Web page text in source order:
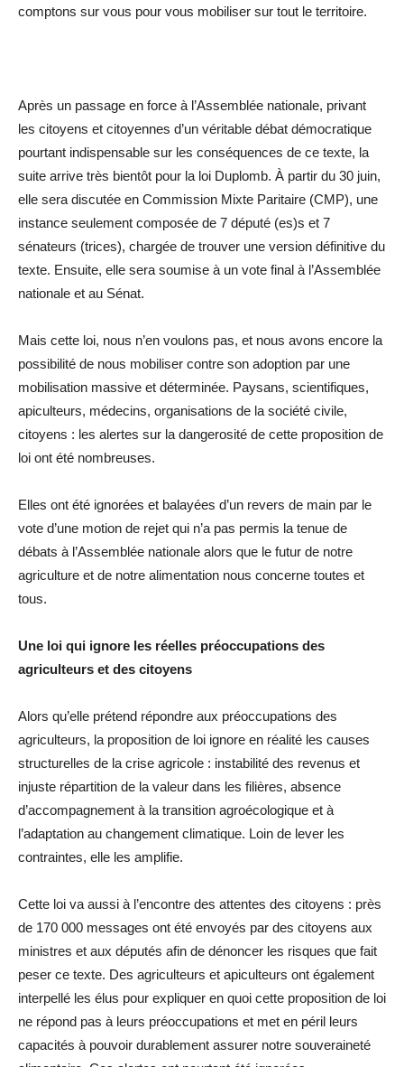
comptons sur vous pour vous mobiliser sur tout le territoire.
Après un passage en force à l’Assemblée nationale, privant
les citoyens et citoyennes d’un véritable débat démocratique
pourtant indispensable sur les conséquences de ce texte, la
suite arrive très bientôt pour la loi Duplomb. À partir du 30 juin,
elle sera discutée en Commission Mixte Paritaire (CMP), une
instance seulement composée de 7 député (es)s et 7
sénateurs (trices), chargée de trouver une version définitive du
texte. Ensuite, elle sera soumise à un vote final à l’Assemblée
nationale et au Sénat.
Mais cette loi, nous n’en voulons pas, et nous avons encore la
possibilité de nous mobiliser contre son adoption par une
mobilisation massive et déterminée. Paysans, scientifiques,
apiculteurs, médecins, organisations de la société civile,
citoyens : les alertes sur la dangerosité de cette proposition de
loi ont été nombreuses.
Elles ont été ignorées et balayées d’un revers de main par le
vote d’une motion de rejet qui n’a pas permis la tenue de
débats à l’Assemblée nationale alors que le futur de notre
agriculture et de notre alimentation nous concerne toutes et
tous.
Une loi qui ignore les réelles préoccupations des
agriculteurs et des citoyens
Alors qu’elle prétend répondre aux préoccupations des
agriculteurs, la proposition de loi ignore en réalité les causes
structurelles de la crise agricole : instabilité des revenus et
injuste répartition de la valeur dans les filières, absence
d’accompagnement à la transition agroécologique et à
l’adaptation au changement climatique. Loin de lever les
contraintes, elle les amplifie.
Cette loi va aussi à l’encontre des attentes des citoyens : près
de 170 000 messages ont été envoyés par des citoyens aux
ministres et aux députés afin de dénoncer les risques que fait
peser ce texte. Des agriculteurs et apiculteurs ont également
interpellé les élus pour expliquer en quoi cette proposition de loi
ne répond pas à leurs préoccupations et met en péril leurs
capacités à pouvoir durablement assurer notre souveraineté